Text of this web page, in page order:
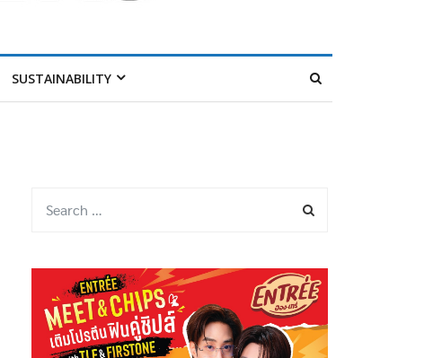
SUSTAINABILITY